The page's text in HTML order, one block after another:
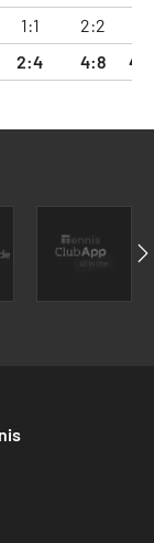
1:1 2:2
2:4 4:8